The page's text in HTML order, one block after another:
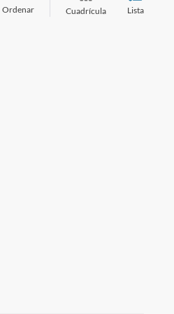
Ordenar Cuadrícula Lista